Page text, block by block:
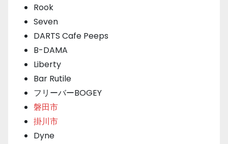
Rook
Seven
DARTS Cafe Peeps
B-DAMA
Liberty
Bar Rutile
フリーバーBOGEY
磐田市
掛川市
Dyne